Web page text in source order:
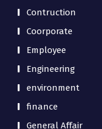
Contruction
Coorporate
Employee
Engineering
environment
finance
General Affair